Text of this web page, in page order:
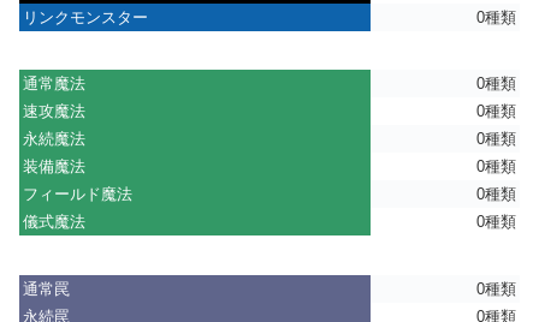
リンクモンスター
0種類
通常魔法
0種類
速攻魔法
0種類
永続魔法
0種類
装備魔法
0種類
フィールド魔法
0種類
儀式魔法
0種類
通常罠
0種類
永続罠
0種類